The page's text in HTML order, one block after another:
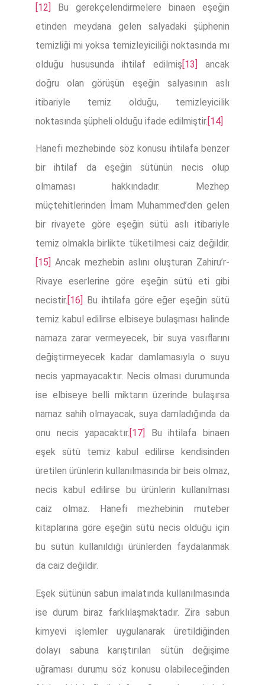
[12]
Bu gerekçelendirmelere binaen eşeğin
etinden meydana gelen salyadaki şüphenin
temizliği mi yoksa temizleyiciliği noktasında mı
olduğu hususunda ihtilaf edilmiş[13]
ancak
doğru olan görüşün eşeğin salyasının aslı
itibariyle temiz olduğu, temizleyicilik
noktasında şüpheli olduğu ifade edilmiştir.[14]
Hanefi mezhebinde söz konusu ihtilafa benzer
bir ihtilaf da eşeğin sütünün necis olup
olmaması hakkındadır. Mezhep
müçtehitlerinden İmam Muhammed’den gelen
bir rivayete göre eşeğin sütü aslı itibariyle
temiz olmakla birlikte tüketilmesi caiz değildir.
[15]
Ancak mezhebin aslını oluşturan Zahiru’r-
Rivaye eserlerine göre eşeğin sütü eti gibi
necistir. [16]
Bu ihtilafa göre eğer eşeğin sütü
temiz kabul edilirse elbiseye bulaşması halinde
namaza zarar vermeyecek, bir suya vasıflarını
değiştirmeyecek kadar damlamasıyla o suyu
necis yapmayacaktır. Necis olması durumunda
ise elbiseye belli miktarın üzerinde bulaşırsa
namaz sahih olmayacak, suya damladığında da
onu necis yapacaktır. [17]
Bu ihtilafa binaen
eşek sütü temiz kabul edilirse kendisinden
üretilen ürünlerin kullanılmasında bir beis olmaz,
necis kabul edilirse bu ürünlerin kullanılması
caiz olmaz. Hanefi mezhebinin muteber
kitaplarına göre eşeğin sütü necis olduğu için
bu sütün kullanıldığı ürünlerden faydalanmak
da caiz değildir.
Eşek sütünün sabun imalatında kullanılmasında
ise durum biraz farklılaşmaktadır. Zira sabun
kimyevi işlemler uygulanarak üretildiğinden
dolayı sabuna karıştırılan sütün değişime
uğraması durumu söz konusu olabileceğinden